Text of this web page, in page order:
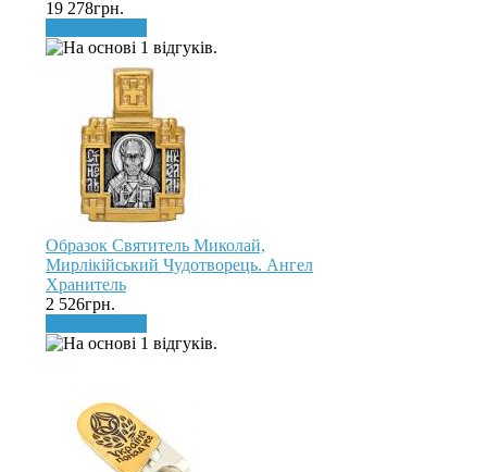
19 278грн.
Образок Святитель Миколай,
Мирлікійський Чудотворець. Ангел
Хранитель
2 526грн.